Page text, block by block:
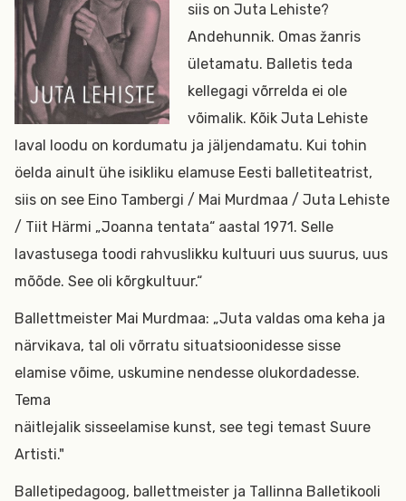
siis on Juta Lehiste?
Andehunnik. Omas žanris
ületamatu. Balletis teda
kellegagi võrrelda ei ole
võimalik. Kõik Juta Lehiste
laval loodu on kordumatu ja jäljendamatu. Kui tohin
öelda ainult ühe isikliku elamuse Eesti balletiteatrist,
siis on see Eino Tambergi / Mai Murdmaa / Juta Lehiste
/ Tiit Härmi „Joanna tentata“ aastal 1971. Selle
lavastusega toodi rahvuslikku kultuuri uus suurus, uus
mõõde. See oli kõrgkultuur.“
Ballettmeister Mai Murdmaa: „Juta valdas oma keha ja
närvikava, tal oli võrratu situatsioonidesse sisse
elamise võime, uskumine nendesse olukordadesse.
Tema
näitlejalik sisseelamise kunst, see tegi temast Suure
Artisti."
Balletipedagoog, ballettmeister ja Tallinna Balletikooli